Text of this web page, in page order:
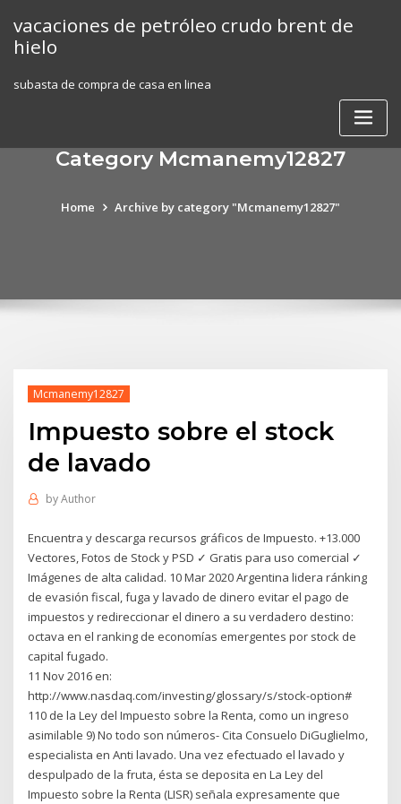
content
vacaciones de petróleo crudo brent de
hielo
subasta de compra de casa en linea
Category Mcmanemy12827
Home Archive by category "Mcmanemy12827"
Mcmanemy12827
Impuesto sobre el stock
de lavado
byAuthor
Encuentra y descarga recursos gráficos de Impuesto. +13.000
Vectores, Fotos de Stock y PSD ✓ Gratis para uso comercial ✓
Imágenes de alta calidad. 10 Mar 2020 Argentina lidera ránking
de evasión fiscal, fuga y lavado de dinero evitar el pago de
impuestos y redireccionar el dinero a su verdadero destino:
octava en el ranking de economías emergentes por stock de
capital fugado.
11 Nov 2016 en:
http://www.nasdaq.com/investing/glossary/s/stock-option#
110 de la Ley del Impuesto sobre la Renta, como un ingreso
asimilable 9) No todo son números- Cita Consuelo DiGuglielmo,
especialista en Anti lavado. Una vez efectuado el lavado y
despulpado de la fruta, ésta se deposita en La Ley del
Impuesto sobre la Renta (LISR) señala expresamente que